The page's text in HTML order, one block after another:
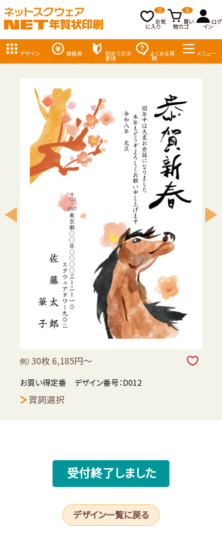
お気
に入り
0
買い
物カゴ
0
ログ
イン
デザイン 価格表 初めてのお
客様
よくある質
問
メニュー
例） 30枚 6,185円～
お買い得定番 デザイン番号：D012
賀詞選択
受付終了しました
デザイン一覧に戻る